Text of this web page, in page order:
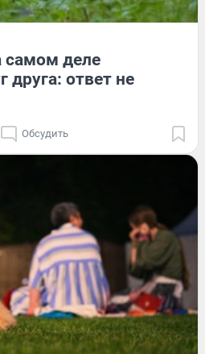
самом деле
ответ не
Обсудить